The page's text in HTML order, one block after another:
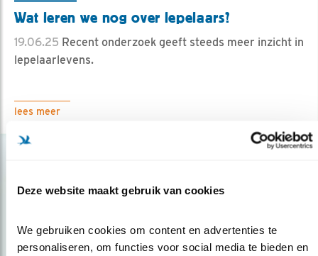
Deze website maakt gebruik van cookies
We gebruiken cookies om content en advertenties te
personaliseren, om functies voor social media te bieden en
Wat leren we nog over lepelaars?
19.06.25 Recent onderzoek geeft steeds meer inzicht in
lepelaarlevens.
lees meer